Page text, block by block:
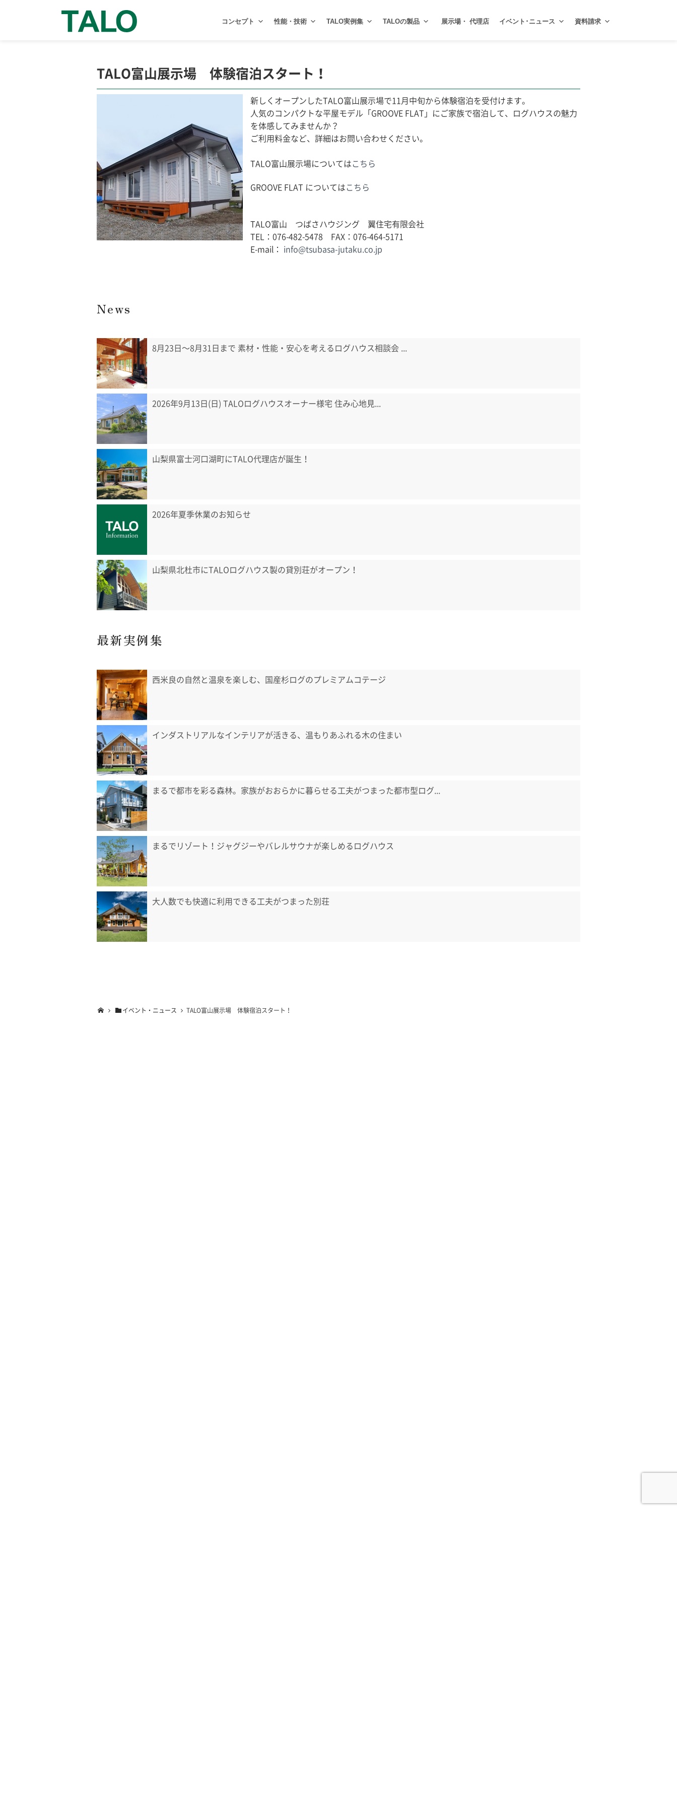
コンセプト 性能・技術 TALO実例集 TALOの製品 展示場・ 代理店 イベント･ニュース 資料請求
TALO富山展示場 体験宿泊スタート！
新しくオープンしたTALO富山展示場で11月中旬から体験宿泊を受付けます。
人気のコンパクトな平屋モデル「GROOVE FLAT」にご家族で宿泊して、ログハウスの魅力
を体感してみませんか？
ご利用料金など、詳細はお問い合わせください。
TALO富山展示場についてはこちら
GROOVE FLAT についてはこちら
TALO富山 つばさハウジング 翼住宅有限会社
TEL：076-482-5478 FAX：076-464-5171
E-mail： info@tsubasa-jutaku.co.jp
News
8月23日〜8月31日まで 素材・性能・安心を考えるログハウス相談会 ...
2026年9月13日(日) TALOログハウスオーナー様宅 住み心地見...
山梨県富士河口湖町にTALO代理店が誕生！
2026年夏季休業のお知らせ
山梨県北杜市にTALOログハウス製の貸別荘がオープン！
最新実例集
西米良の自然と温泉を楽しむ、国産杉ログのプレミアムコテージ
インダストリアルなインテリアが活きる、温もりあふれる木の住まい
まるで都市を彩る森林。家族がおおらかに暮らせる工夫がつまった都市型ログ...
まるでリゾート！ジャグジーやバレルサウナが楽しめるログハウス
大人数でも快適に利用できる工夫がつまった別荘
イベント・ニュース TALO富山展示場 体験宿泊スタート！